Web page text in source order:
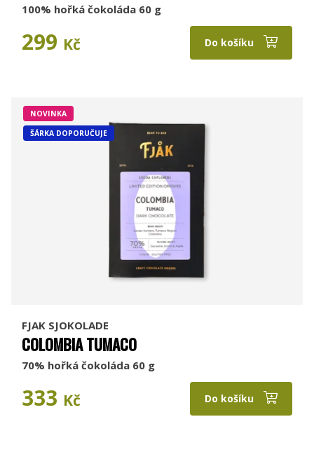
100% hořká čokoláda 60 g
299 Kč Do košíku
NOVINKA
ŠÁRKA DOPORUČUJE
FJAK SJOKOLADE
COLOMBIA TUMACO
70% hořká čokoláda 60 g
333 Kč Do košíku